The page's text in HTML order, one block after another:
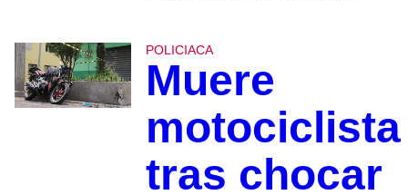
POLICIACA
Muere
motociclista
tras chocar